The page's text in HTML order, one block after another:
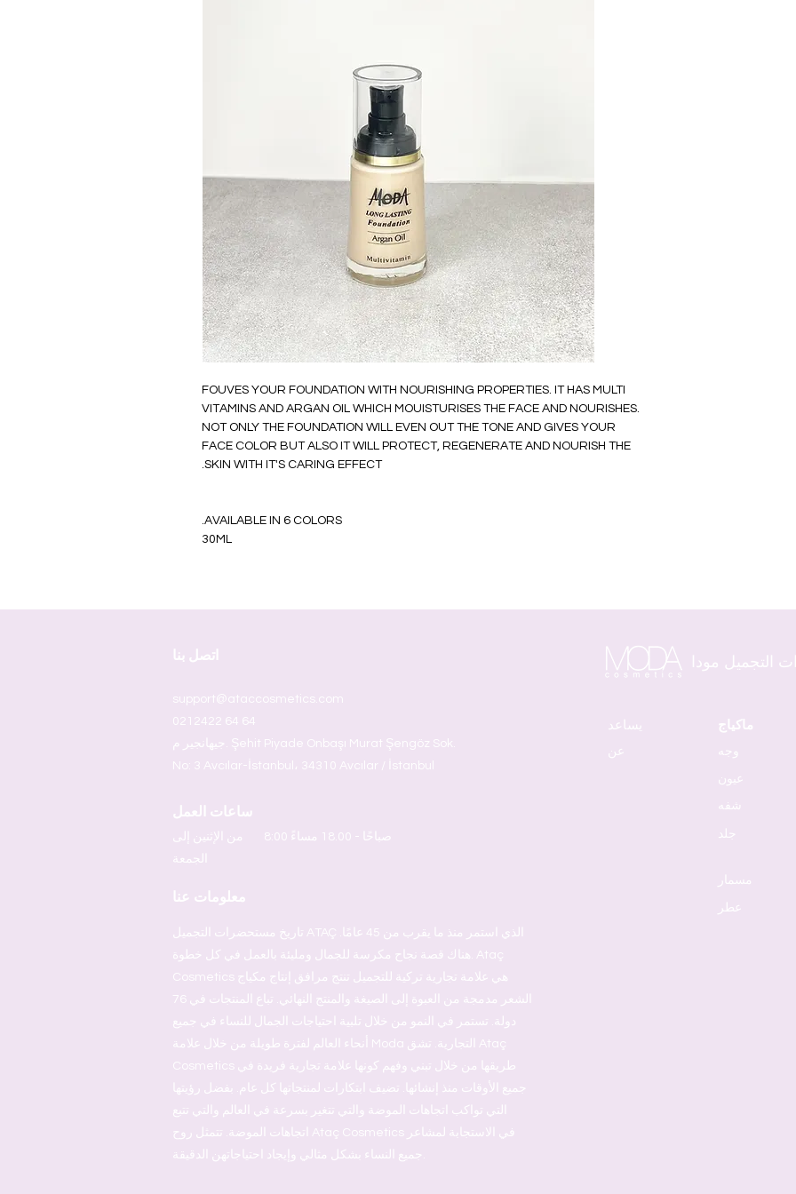
FOUVES YOUR FOUNDATION WITH NOURISHING PROPERTIES. IT HAS MULTI
VITAMINS AND ARGAN OIL WHICH MOUISTURISES THE FACE AND NOURISHES.
NOT ONLY THE FOUNDATION WILL EVEN OUT THE TONE AND GIVES YOUR
FACE COLOR BUT ALSO IT WILL PROTECT, REGENERATE AND NOURISH THE
SKIN WITH IT'S CARING EFFECT.
AVAILABLE IN 6 COLORS.
30ML
اتصل بنا التجميل مودا
support@ataccosmetics.com
0212422 64 64
جيهانجير م. Şehit Piyade Onbaşı Murat Şengöz Sok.
No: 3 Avcılar-İstanbul، 34310 Avcılar / İstanbul
ساعات العمل
من الإثنين إلى
الجمعة
8:00 صباحًا - 18.00 مساءً
يساعد
عن
ماكياج
وجه
عيون
شفه
جلد
مسمار
معلومات عنا
عطر
تاريخ مستحضرات التجميل ATAÇ الذي استمر منذ ما يقرب من 45 عامًا.
هناك قصة نجاح مكرسة للجمال ومليئة بالعمل في كل خطوة. Ataç
Cosmetics هي علامة تجارية تركية للتجميل تنتج مرافق إنتاج مكياج
الشعر مدمجة من العبوة إلى الصيغة والمنتج النهائي. تباع المنتجات في 76
دولة. تستمر في النمو من خلال تلبية احتياجات الجمال للنساء في جميع
أنحاء العالم لفترة طويلة من خلال علامة Moda التجارية. تشق Ataç
Cosmetics طريقها من خلال تبني وفهم كونها علامة تجارية فريدة في
جميع الأوقات منذ إنشائها. تضيف ابتكارات لمنتجاتها كل عام. بفضل رؤيتها
التي تواكب اتجاهات الموضة والتي تتغير بسرعة في العالم والتي تتبع
اتجاهات الموضة. تتمثل روح Ataç Cosmetics في الاستجابة لمشاعر
جميع النساء بشكل مثالي وإيجاد احتياجاتهن الدقيقة.